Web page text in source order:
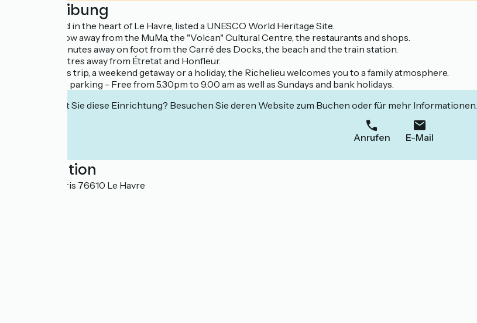
Beschreibung
Ideally located in the heart of Le Havre, listed a UNESCO World Heritage Site.
A stone's throw away from the MuMa, the "Volcan" Cultural Centre, the restaurants and shops.
Located 15 minutes away on foot from the Carré des Docks, the beach and the train station.
Thirty kilometres away from Étretat and Honfleur.
For a business trip, a weekend getaway or a holiday, the Richelieu welcomes you to a family atmosphere.
Easy roadside parking - Free from 5.30pm to 9.00 am as well as Sundays and bank holidays.
Interessiert Sie diese Einrichtung? Besuchen Sie deren Website zum Buchen oder für mehr Informationen.
Anrufen E-Mail
Localisation
132 rue de Paris 76610 Le Havre